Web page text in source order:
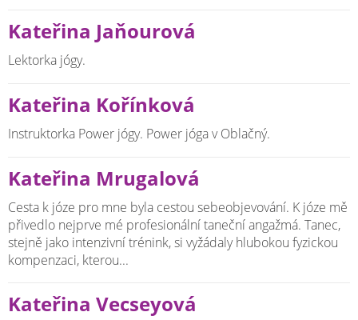
Kateřina Jaňourová
Lektorka jógy.
Kateřina Kořínková
Instruktorka Power jógy. Power jóga v Oblačný.
Kateřina Mrugalová
Cesta k józe pro mne byla cestou sebeobjevování. K józe mě
přivedlo nejprve mé profesionální taneční angažmá. Tanec,
stejně jako intenzivní trénink, si vyžádaly hlubokou fyzickou
kompenzaci, kterou...
Kateřina Vecseyová